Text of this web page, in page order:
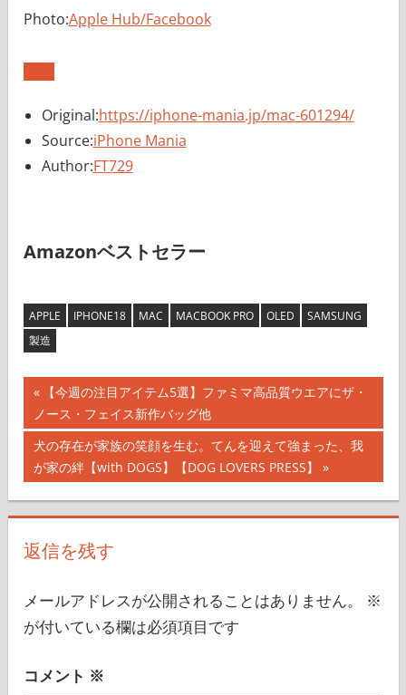
Photo:Apple Hub/Facebook
Original:https://iphone-mania.jp/mac-601294/
Source:iPhone Mania
Author:FT729
Amazonベストセラー
APPLE IPHONE18 MAC MACBOOK PRO OLED
SAMSUNG
製造
投
稿
ナ
ビ
ゲ
ー
シ
ョ
ン
前
の
記
事:
【今週の注目アイテム5選】ファミマ高品質ウエアにザ・
ノース・フェイス新作バッグ他
次
の
記
犬の存在が家族の笑顔を生む。てんを迎えて強まった、我
が家の絆【with DOGS】【DOG LOVERS PRESS】
返信を残す
メールアドレスが公開されることはありません。
※
が付いている欄は必須項目です
コメント ※